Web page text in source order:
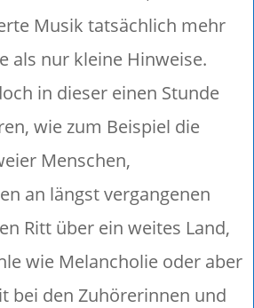
Musik tatsächlich mehr
als nur kleine Hinweise.
in dieser einen Stunde
wie zum Beispiel die
Menschen,
an längst vergangenen
Ritt über ein weites Land,
wie Melancholie oder aber
bei den Zuhörerinnen und